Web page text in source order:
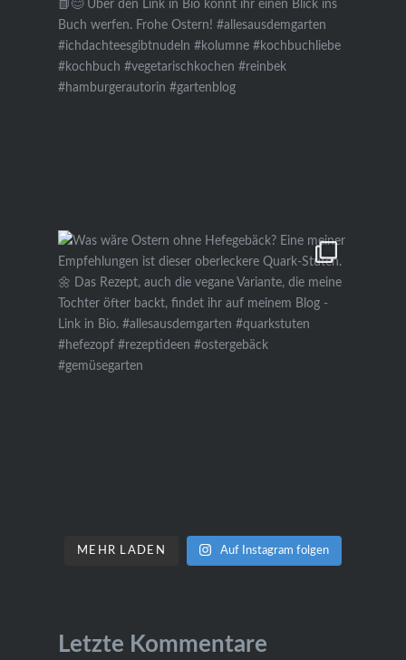
MEHR LADEN Auf Instagram folgen
Letzte Kommentare